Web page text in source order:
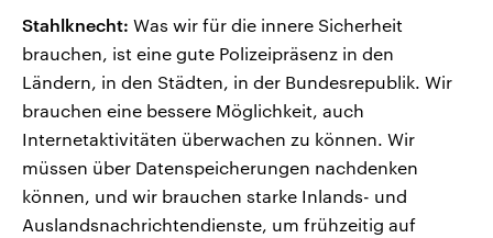
Stahlknecht: Was wir für die innere Sicherheit
brauchen, ist eine gute Polizeipräsenz in den
Ländern, in den Städten, in der Bundesrepublik. Wir
brauchen eine bessere Möglichkeit, auch
Internetaktivitäten überwachen zu können. Wir
müssen über Datenspeicherungen nachdenken
können, und wir brauchen starke Inlands- und
Auslandsnachrichtendienste, um frühzeitig auf